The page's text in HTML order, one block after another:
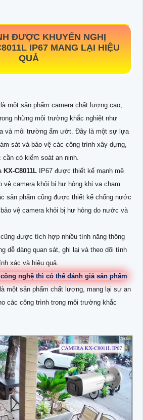
ĐƯỢC KHUYẾN NGHỊ
IP67 MANG LẠI HIỆU
QUẢ
là một sản phẩm camera chất lượng cao,
những môi trường khắc nghiệt như
và môi trường ẩm ướt. Đây là một sự lựa
sát và bảo vệ các công trình xây dựng,
cần có kiểm soát an ninh.
KX-C8011L
IP67 được thiết kế mạnh mẽ
vệ camera khỏi bị hư hỏng khi va cham.
sản phẩm cũng được thiết kế chống nước
vệ camera khỏi bị hư hỏng do nước và
cũng được tích hợp nhiều tính năng thông
dễ dàng quan sát, ghi lại và theo dõi tình
xác và hiệu quả.
nghệ thì có thể đánh giá sản phẩm
là một sản phẩm chất lượng, mang lại sự an
các công trình trong môi trường khắc